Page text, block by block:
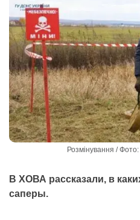
Розмінування /
В ХОВА рассказали, в
саперы.